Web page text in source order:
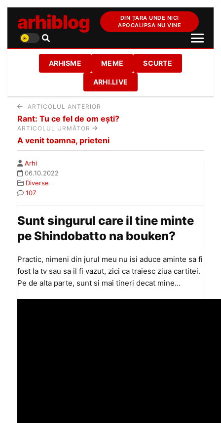
arhiblog
DIN ȚARA UNDE NICI
APOCALIPSA NU VINE
ARHISME MEME SCURTE
ARHI.LIVE
ARTICOLUL ANTERIOR
Rant: Tu ce fel de om ești?
ARTICOLUL URMĂTOR
A venit toamna, prieteni
Arhi
06.10.2022
Diverse
107
Sunt singurul care il tine minte
pe Shindobatto na bouken?
Practic, nimeni din jurul meu nu isi aduce aminte sa fi
fost la tv sau sa il fi vazut, zici ca traiesc ziua cartitei.
Pe de alta parte, sunt si mai tineri decat mine…